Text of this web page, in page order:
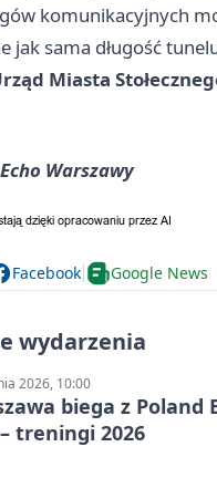
komunikacyjnych
jak sama długość
Miasta
Warszawy
Facebook Google News
wydarzenia
2026, 10:00
biega z Poland
treningi 2026